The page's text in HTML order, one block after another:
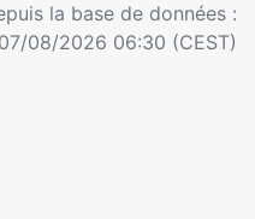
la base de données :
07/08/2026 06:30 (CEST)